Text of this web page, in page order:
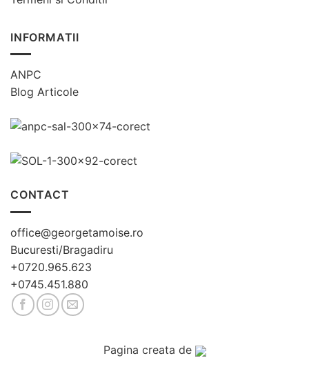
INFORMATII
ANPC
Blog Articole
CONTACT
office@georgetamoise.ro
Bucuresti/Bragadiru
+0720.965.623
+0745.451.880
Pagina creata de